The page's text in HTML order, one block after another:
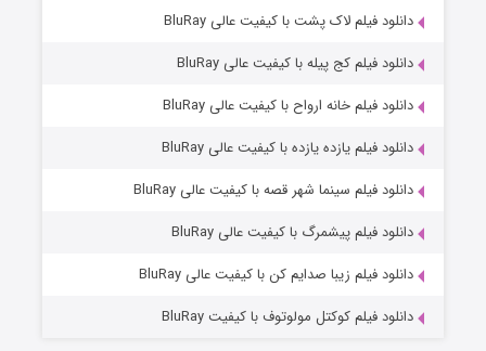
دانلود فیلم لاک پشت با کیفیت عالی BluRay
دانلود فیلم کج‌ پیله با کیفیت عالی BluRay
دانلود فیلم خانه ارواح با کیفیت عالی BluRay
دانلود فیلم یازده یازده با کیفیت عالی BluRay
دانلود فیلم سینما شهر قصه با کیفیت عالی BluRay
دانلود فیلم پیشمرگ با کیفیت عالی BluRay
دانلود فیلم زیبا صدایم کن با کیفیت عالی BluRay
دانلود فیلم کوکتل مولوتوف با کیفیت BluRay